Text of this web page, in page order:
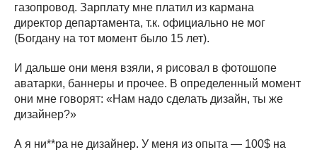
газопровод. Зарплату мне платил из кармана
директор департамента, т.к. официально не мог
(Богдану на тот момент было 15 лет).
И дальше они меня взяли, я рисовал в фотошопе
аватарки, баннеры и прочее. В определенный момент
они мне говорят: «Нам надо сделать дизайн, ты же
дизайнер?»
А я ни**ра не дизайнер. У меня из опыта — 100$ на